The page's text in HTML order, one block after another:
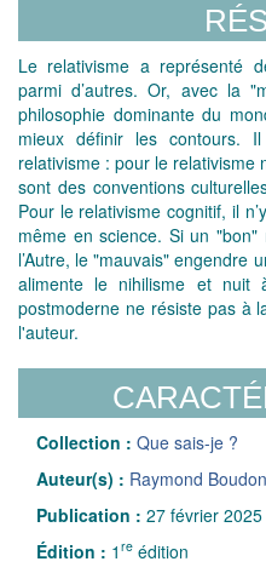
Le relativisme a représenté
parmi d’autres. Or, avec la
philosophie dominante du
mieux définir les contours.
relativisme : pour le relativisme
sont des conventions
Pour le relativisme cognitif, il
même en science. Si un
l’Autre, le "mauvais" engendre
alimente le nihilisme et nuit
postmoderne ne résiste pas à
l'auteur.
Collection : Que sais-je ?
Auteur(s) : Raymond Boudon
Publication : 27 février 2025
Édition : 1 re édition